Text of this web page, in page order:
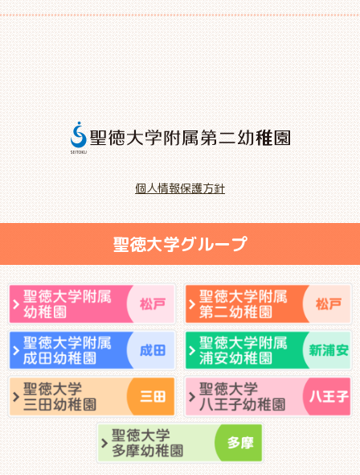
聖徳大学グループ
個人情報保護方針